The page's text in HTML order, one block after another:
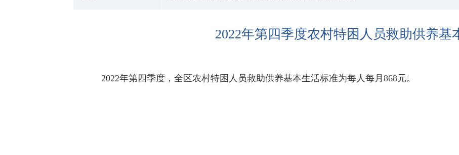
2022年第四季度农村特困人员救助供养基
2022年第四季度，全区农村特困人员救助供养基本生活标准为每人每月868元。